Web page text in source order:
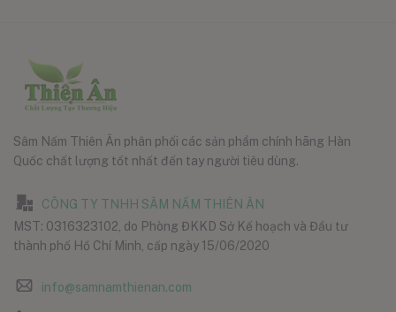
Sâm Nấm Thiên Ân phân phối các sản phẩm chính hãng Hàn
Quốc chất lượng tốt nhất đến tay người tiêu dùng.
CÔNG TY TNHH SÂM NẤM THIÊN ÂN
MST: 0316323102, do Phòng ĐKKD Sở Kế hoạch và Đầu tư
thành phố Hồ Chí Minh, cấp ngày 15/06/2020
info@samnamthienan.com